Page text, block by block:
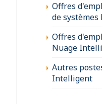
Offres
de
Offres
Nuage
Autres
Intelligent